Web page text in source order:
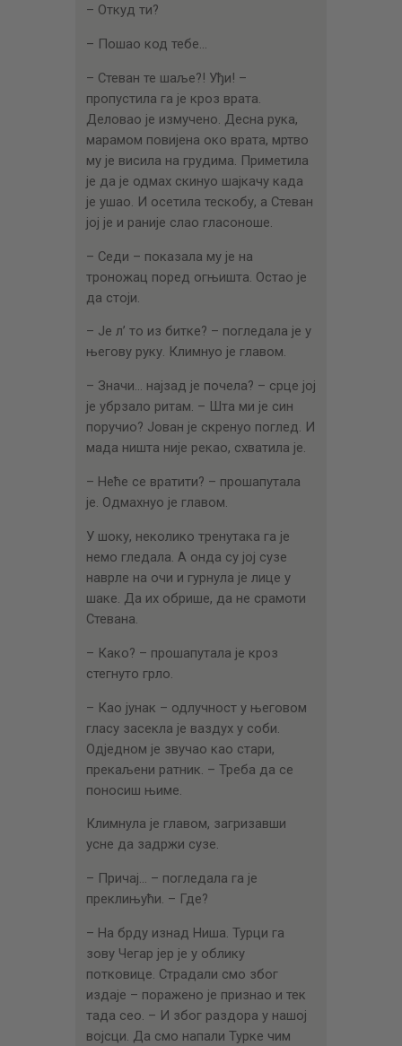
– Откуд ти?
– Пошао код тебе…
– Стеван те шаље?! Уђи! –
пропустила га је кроз врата.
Деловао је измучено. Десна рука,
марамом повијена око врата, мртво
му је висила на грудима. Приметила
је да је одмах скинуо шајкачу када
је ушао. И осетила тескобу, а Стеван
јој је и раније слао гласоноше.
– Седи – показала му је на
троножац поред огњишта. Остао је
да стоји.
– Је л’ то из битке? – погледала је у
његову руку. Климнуо је главом.
– Значи… најзад је почела? – срце јој
је убрзало ритам. – Шта ми је син
поручио? Јован је скренуо поглед. И
мада ништа није рекао, схватила је.
– Неће се вратити? – прошапутала
је. Одмахнуо је главом.
У шоку, неколико тренутака га је
немо гледала. А онда су јој сузе
наврле на очи и гурнула је лице у
шаке. Да их обрише, да не срамоти
Стевана.
– Како? – прошапутала је кроз
стегнуто грло.
– Као јунак – одлучност у његовом
гласу засекла је ваздух у соби.
Одједном је звучао као стари,
прекаљени ратник. – Треба да се
поносиш њиме.
Климнула је главом, загризавши
усне да задржи сузе.
– Причај… – погледала га је
преклињући. – Где?
– На брду изнад Ниша. Турци га
зову Чегар јер је у облику
потковице. Страдали смо због
издаје – поражено је признао и тек
тада сео. – И због раздора у нашој
војсци. Да смо напали Турке чим